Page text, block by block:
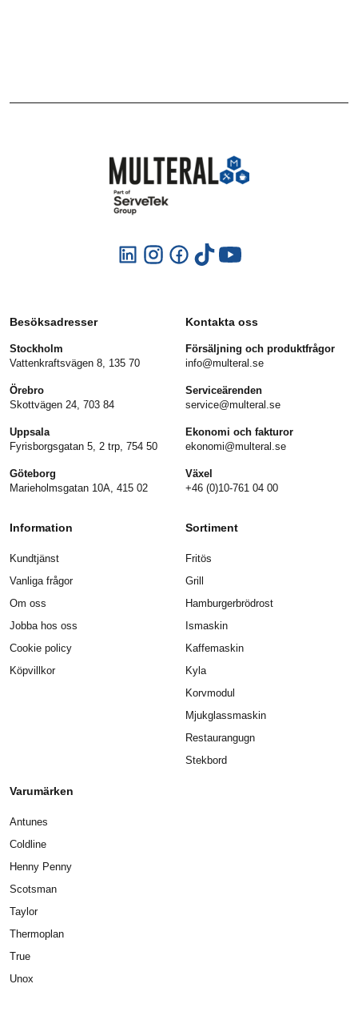
Besöksadresser
Stockholm
Vattenkraftsvägen 8, 135 70
Örebro
Skottvägen 24, 703 84
Uppsala
Fyrisborgsgatan 5, 2 trp, 754 50
Göteborg
Marieholmsgatan 10A, 415 02
Kontakta oss
Försäljning och produktfrågor
info@multeral.se
Serviceärenden
service@multeral.se
Ekonomi och fakturor
ekonomi@multeral.se
Växel
+46 (0)10-761 04 00
Information
Kundtjänst
Vanliga frågor
Om oss
Jobba hos oss
Cookie policy
Köpvillkor
Sortiment
Fritös
Grill
Hamburgerbrödrost
Ismaskin
Kaffemaskin
Kyla
Korvmodul
Mjukglassmaskin
Restaurangugn
Stekbord
Varumärken
Antunes
Coldline
Henny Penny
Scotsman
Taylor
Thermoplan
True
Unox